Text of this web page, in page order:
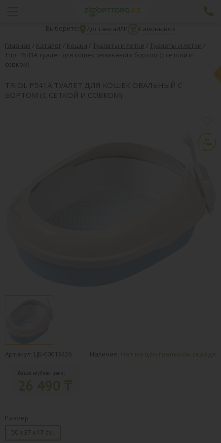
Выберите: Доставкаили
Самовывоз
Главная / Каталог / Кошки / Туалеты и лотки / Туалеты и лотки /
Triol Р541А туалет для кошек овальный с бортом (с сеткой и
совком)
TRIOL Р541А ТУАЛЕТ ДЛЯ КОШЕК ОВАЛЬНЫЙ С
БОРТОМ (С СЕТКОЙ И СОВКОМ)
Артикул: ЦБ-00013426 Наличие: Нет на центральном складе
Ваша клубная цена:
Размер
50 х 37 х 17 см.